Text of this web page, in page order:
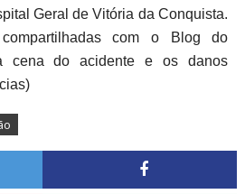
Geral de Vitória da Conquista.
compartilhadas com o Blog do
cena do acidente e os danos